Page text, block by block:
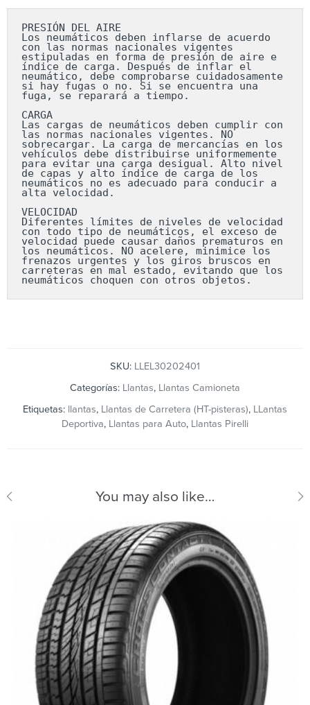
PRESIÓN DEL AIRE
Los neumáticos deben inflarse de acuerdo
con las normas nacionales vigentes
estipuladas en forma de presión de aire e
índice de carga. Después de inflar el
neumático, debe comprobarse cuidadosamente
si hay fugas o no. Si se encuentra una
fuga, se reparará a tiempo.
CARGA
Las cargas de neumáticos deben cumplir con
las normas nacionales vigentes. NO
sobrecargar. La carga de mercancías en los
vehículos debe distribuirse uniformemente
para evitar una carga desigual. Alto nivel
de capas y alto índice de carga de los
neumáticos no es adecuado para conducir a
alta velocidad.
VELOCIDAD
Diferentes límites de niveles de velocidad
con todo tipo de neumáticos, el exceso de
velocidad puede causar daños prematuros en
los neumáticos. NO acelere, minimice los
frenazos urgentes y los giros bruscos en
carreteras en mal estado, evitando que los
neumáticos choquen con otros objetos.
SKU: LLEL30202401
Categorías: Llantas, Llantas Camioneta
Etiquetas: llantas, Llantas de Carretera (HT-pisteras), LLantas
Deportiva, Llantas para Auto, Llantas Pirelli
You may also like…